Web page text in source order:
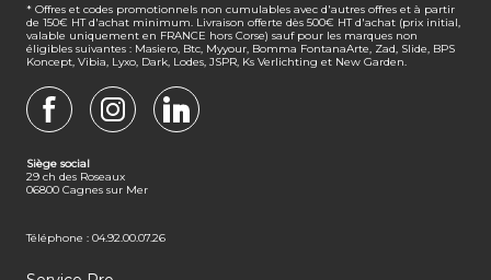
* Offres et codes promotionnels non cumulables avec d'autres offres et à partir
de 150€ HT d'achat minimum. Livraison offerte dès 500€ HT d'achat (prix initial,
valable uniquement en FRANCE hors Corse) sauf pour les marques non
éligibles suivantes : Masiero, Btc, Myyour, Bomma FontanaArte, Zad, Slide, BPS
Koncept, Vibia, Lyxo, Dark, Lodes, JSPR, Ks Verlichting et New Garden.
Siège social
29 ch des Roseaux
06800 Cagnes sur Mer
Téléphone : 04.92.00.07.26